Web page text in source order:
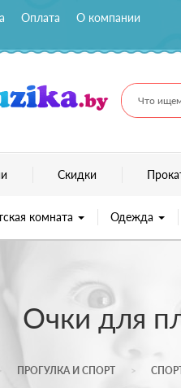
Оплата О компании
Что
Скидки
комната Одежда
Очки для
ПРОГУЛКА И СПОРТ